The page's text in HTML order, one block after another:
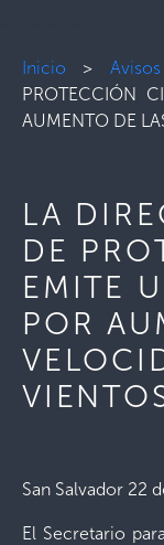
Inicio > Avisos
PROTECCIÓN
AUMENTO DE
LA
DE
EMITE
POR
San Salvador 22
El Secretario